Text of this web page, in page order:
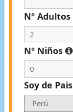
Nº Adultos
Nº Niños
Soy de Pais